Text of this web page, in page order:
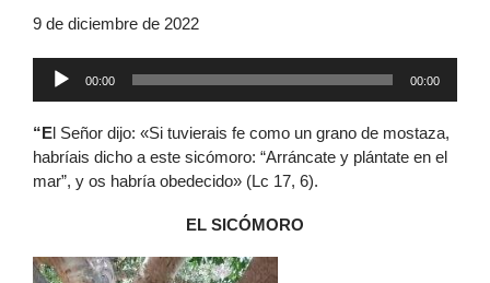
9 de diciembre de 2022
00:00 00:00
“El Señor dijo: «Si tuvierais fe como un grano de mostaza,
habríais dicho a este sicómoro: “Arráncate y plántate en el
mar”, y os habría obedecido» (Lc 17, 6).
EL SICÓMORO